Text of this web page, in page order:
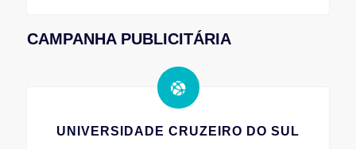
CAMPANHA PUBLICITÁRIA
UNIVERSIDADE CRUZEIRO DO SUL